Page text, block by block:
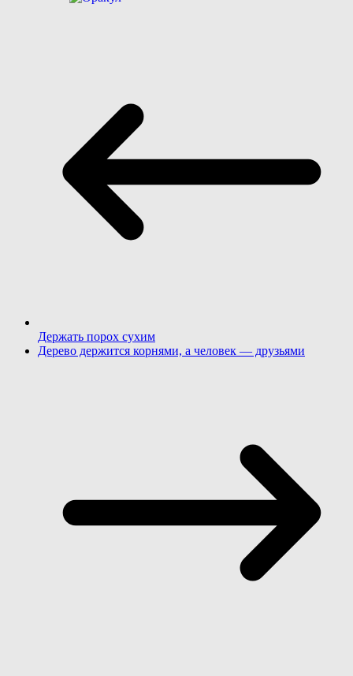
Держать порох сухим
Дерево держится корнями, а человек — друзьями